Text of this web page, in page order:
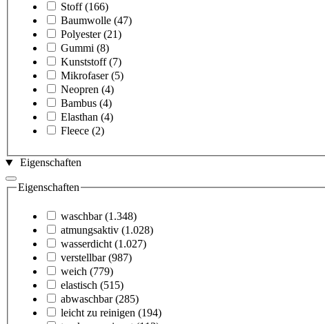
Stoff (166)
Baumwolle (47)
Polyester (21)
Gummi (8)
Kunststoff (7)
Mikrofaser (5)
Neopren (4)
Bambus (4)
Elasthan (4)
Fleece (2)
Eigenschaften
Eigenschaften
waschbar (1.348)
atmungsaktiv (1.028)
wasserdicht (1.027)
verstellbar (987)
weich (779)
elastisch (515)
abwaschbar (285)
leicht zu reinigen (194)